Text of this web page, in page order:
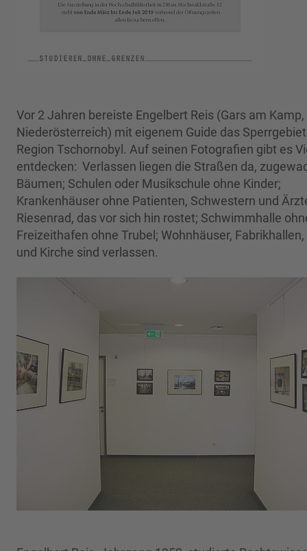
Vor 2 Jahren bereiste Engelbert Reis (Gars am Kamp,
Niederösterreich) mit eigenem Guide das
Region Tschornobyl. Auf seinen Fotografien gibt es
entdecken: Verlassen liegen die Straßen da,
Bäumen; Schulen oder Musikschule ohne Kinder;
Krankenhäuser ohne Patienten, Schwestern und
Riesenrad, das vor sich hin rostet; Schwimmhalle
Freizeithafen ohne Trubel; Wohnhäuser,
und Kirche sind verlassen.